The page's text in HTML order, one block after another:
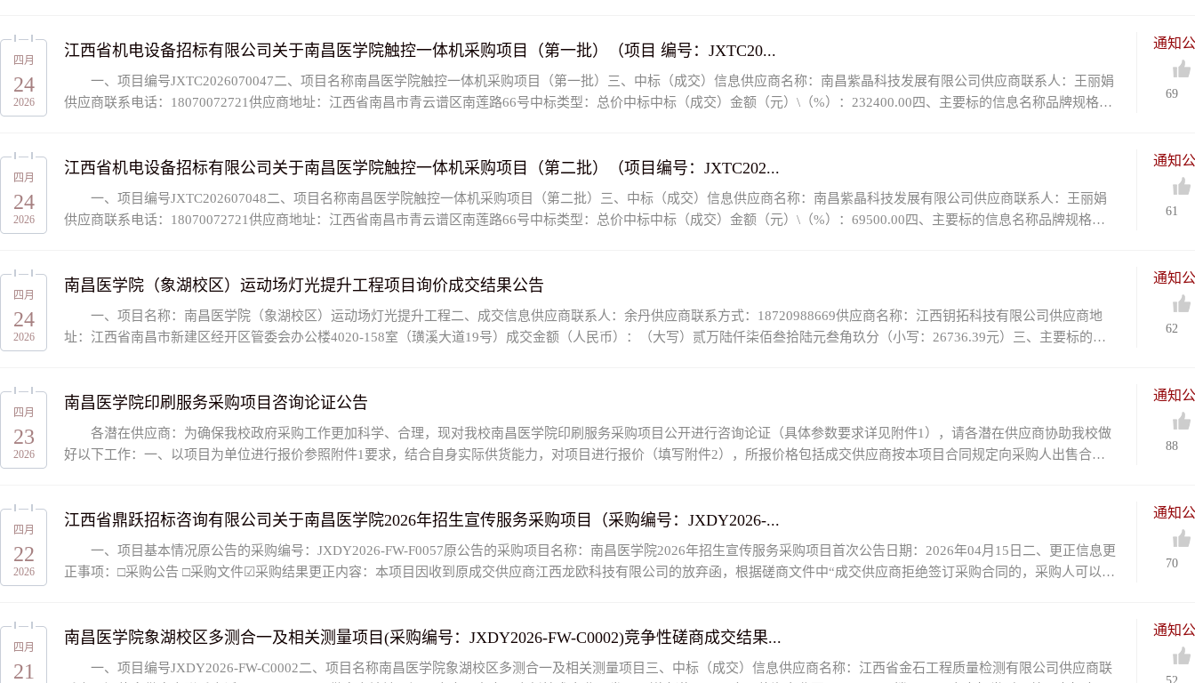
四月
24
2026
江西省机电设备招标有限公司关于南昌医学院触控一体机采购项目（第一批）（项目 编号：JXTC20...
一、项目编号JXTC2026070047二、项目名称南昌医学院触控一体机采购项目（第一批）三、中标（成交）信息供应商名称：南昌紫晶科技发展有限公司供应商联系人：王丽娟
供应商联系电话：18070072721供应商地址：江西省南昌市青云谱区南莲路66号中标类型：总价中标中标（成交）金额（元）\（%）：232400.00四、主要标的信息名称品牌规格型
通知
69
四月
24
2026
江西省机电设备招标有限公司关于南昌医学院触控一体机采购项目（第二批）（项目编号：JXTC202...
一、项目编号JXTC202607048二、项目名称南昌医学院触控一体机采购项目（第二批）三、中标（成交）信息供应商名称：南昌紫晶科技发展有限公司供应商联系人：王丽娟
供应商联系电话：18070072721供应商地址：江西省南昌市青云谱区南莲路66号中标类型：总价中标中标（成交）金额（元）\（%）：69500.00四、主要标的信息名称品牌规格型
通知
61
四月
24
2026
南昌医学院（象湖校区）运动场灯光提升工程项目询价成交结果公告
一、项目名称：南昌医学院（象湖校区）运动场灯光提升工程二、成交信息供应商联系人：余丹供应商联系方式：18720988669供应商名称：江西钥拓科技有限公司供应商地
址：江西省南昌市新建区经开区管委会办公楼4020-158室（璜溪大道19号）成交金额（人民币）：（大写）贰万陆仟柒佰叁拾陆元叁角玖分（小写：26736.39元）三、主要标的信
通知
62
四月
23
2026
南昌医学院印刷服务采购项目咨询论证公告
各潜在供应商：为确保我校政府采购工作更加科学、合理，现对我校南昌医学院印刷服务采购项目公开进行咨询论证（具体参数要求详见附件1），请各潜在供应商协助我校做
好以下工作：一、以项目为单位进行报价参照附件1要求，结合自身实际供货能力，对项目进行报价（填写附件2），所报价格包括成交供应商按本项目合同规定向采购人出售合同
通知
88
四月
22
2026
江西省鼎跃招标咨询有限公司关于南昌医学院2026年招生宣传服务采购项目（采购编号：JXDY2026-...
一、项目基本情况原公告的采购编号：JXDY2026-FW-F0057原公告的采购项目名称：南昌医学院2026年招生宣传服务采购项目首次公告日期：2026年04月15日二、更正信息更
正事项：□采购公告 □采购文件☑采购结果更正内容：本项目因收到原成交供应商江西龙欧科技有限公司的放弃函，根据磋商文件中“成交供应商拒绝签订采购合同的，采购人可以按
通知
70
四月
21
南昌医学院象湖校区多测合一及相关测量项目(采购编号：JXDY2026-FW-C0002)竞争性磋商成交结果...
一、项目编号JXDY2026-FW-C0002二、项目名称南昌医学院象湖校区多测合一及相关测量项目三、中标（成交）信息供应商名称：江西省金石工程质量检测有限公司供应商联
通知